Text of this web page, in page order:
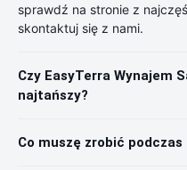
sprawdź na stronie z
skontaktuj się z nami.
Czy EasyTerra Wynajem
najtańszy?
Co muszę zrobić